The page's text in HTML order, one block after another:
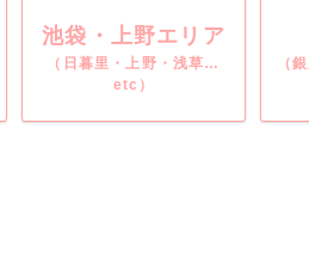
池袋・上野エリア
（日暮里・上野・浅草…
etc）
（